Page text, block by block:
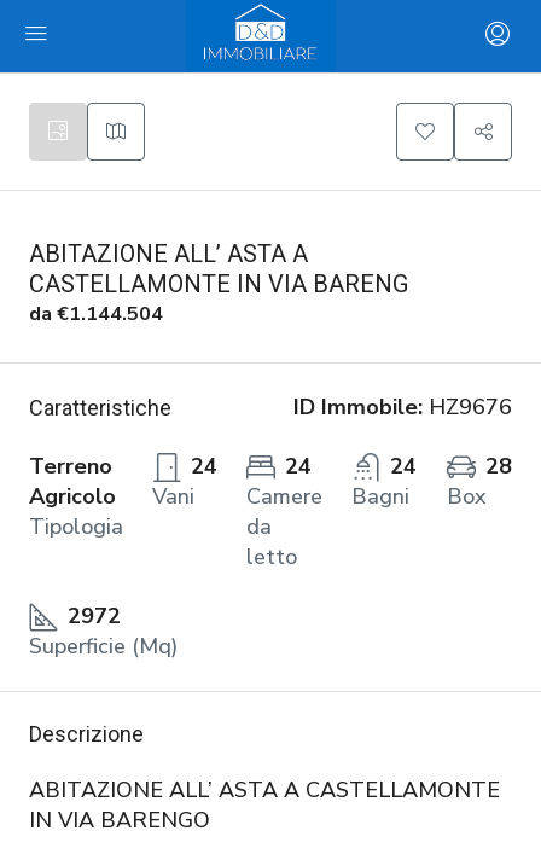
ABITAZIONE ALL’ ASTA A
CASTELLAMONTE IN VIA BARENG
da €1.144.504
Caratteristiche ID Immobile: HZ9676
Terreno
Agricolo
Tipologia
24
Vani
24
Camere
da
letto
24
Bagni
28
Box
2972
Superficie (Mq)
Descrizione
ABITAZIONE ALL’ ASTA A CASTELLAMONTE
IN VIA BARENGO